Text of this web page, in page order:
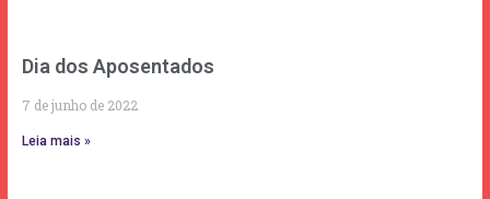
Dia dos Aposentados
7 de junho de 2022
Leia mais »